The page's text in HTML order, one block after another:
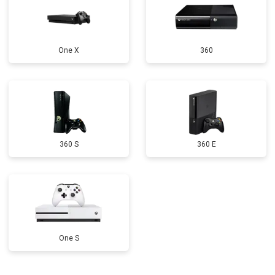
One X 360
360 S 360 E
One S